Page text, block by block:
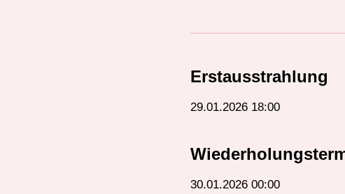
Erstausstrahlung
29.01.2026 18:00
30.01.2026 00:00